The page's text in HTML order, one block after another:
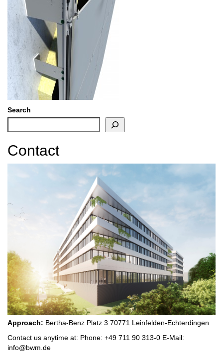
Search
Contact
Approach: Bertha-Benz Platz 3 70771 Leinfelden-Echterdingen
Contact us anytime at: Phone: +49 711 90 313-0 E-Mail:
info@bwm.de